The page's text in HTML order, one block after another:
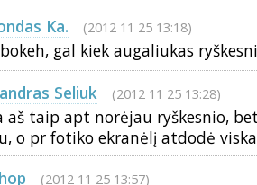
Ka. (2012 11 25 13:18)
gal kiek augaliukas
Seliuk (2012 11 25 13:28)
aš taip apt norėjau ryškesnio,
o pr fotiko ekranėlį atdodė
(2012 11 25 13:57)